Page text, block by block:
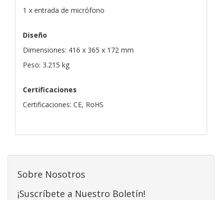
1 x entrada de micrófono
Diseño
Dimensiones: 416 x 365 x 172 mm
Peso: 3.215 kg
Certificaciones
Certificaciones: CE, RoHS
Sobre Nosotros
¡Suscríbete a Nuestro Boletín!